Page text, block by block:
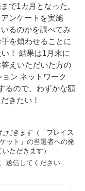
で1カ月となった。
ンケートを実施
るのかを調べてみ
を煩わせることに
！ 結果は1月末に
えいただいた方の
ン ネットワーク
るので、わずかな額
きたい！
だきます（「プレイス
ット」の当選者への発
ただきます）
送信してください